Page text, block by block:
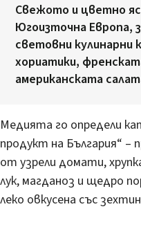
Свежото и цветно
Югоизточна Европа,
световни кулинарни
хориатики,
американската
Медията го определи
продукт на България“ –
от узрели домати,
лук, магданоз и щедро
леко овкусена със